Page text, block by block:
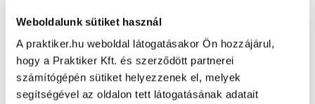
Weboldalunk sütiket használ
A praktiker.hu weboldal látogatásakor Ön hozzájárul,
hogy a Praktiker Kft. és szerződött partnerei
számítógépén sütiket helyezzenek el, melyek
segítségével az oldalon tett látogatásának adatait
Oldal újratöltése